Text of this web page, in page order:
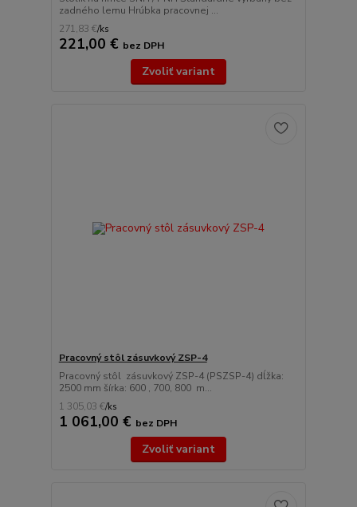
zadného lemu Hrúbka pracovnej ...
271,83 €/ks
221,00 € bez DPH
Zvoliť variant
Pracovný stôl zásuvkový ZSP-4
Pracovný stôl zásuvkový ZSP-4 (PSZSP-4) dĺžka:
2500 mm šírka: 600 , 700, 800 m...
1 305,03 €/ks
1 061,00 € bez DPH
Zvoliť variant